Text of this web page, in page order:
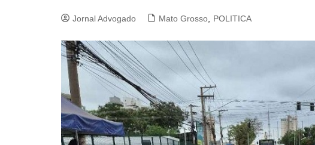
Jornal Advogado Mato Grosso POLITICA